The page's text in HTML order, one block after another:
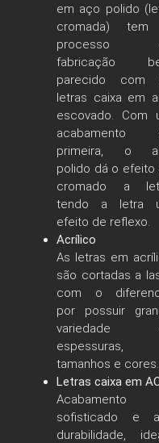
em aço polido
cromada)
processo
fabricação
parecido com
letras caixa em
escovado. Com
acabamento
primeira, o
polido dá o efeito
cromado a
tendo a letra
efeito de reflexo.
Acrílico
As letras em
são cortadas a
com o
por possuir
variedade
espessuras,
tamanhos e cores.
Letras caixa em
Acabamento
sofisticado e
durabilidade,